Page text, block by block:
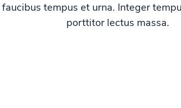
tempus et urna. Integer
porttitor lectus massa.